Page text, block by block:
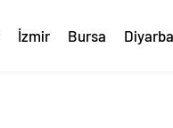
İzmir Bursa